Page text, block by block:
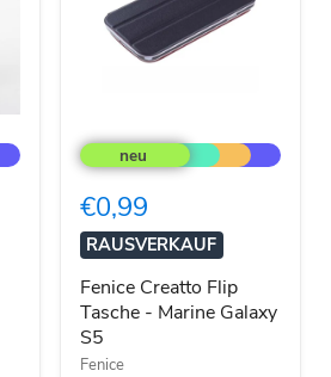
Creatto
Flip
-
Marine
Galaxy
S5
€0,99
RAUSVERKAUF
Fenice Creatto Flip
Tasche - Marine Galaxy
S5
Fenice